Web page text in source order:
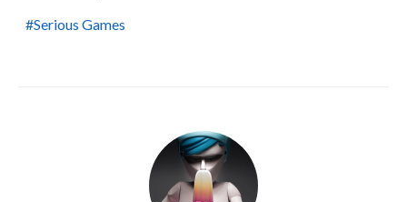
Serious Games